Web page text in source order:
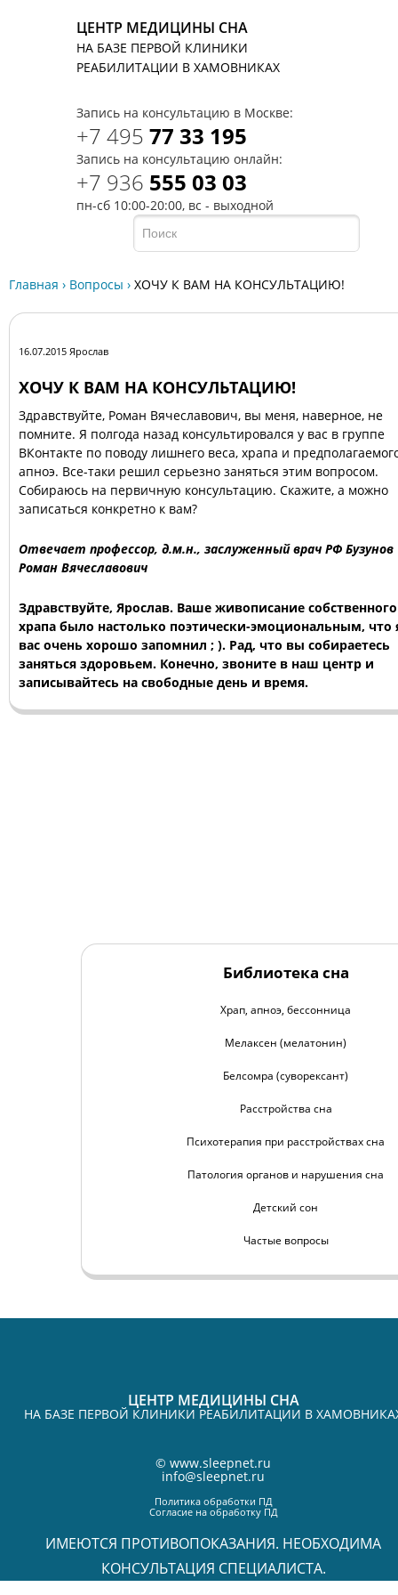
ЦЕНТР МЕДИЦИНЫ СНА
НА БАЗЕ ПЕРВОЙ КЛИНИКИ
РЕАБИЛИТАЦИИ В ХАМОВНИКАХ
Запись на консультацию в Москве:
+7 495 77 33 195
Запись на консультацию онлайн:
+7 936 555 03 03
пн-сб 10:00-20:00, вс - выходной
Главная › Вопросы › ХОЧУ К ВАМ НА КОНСУЛЬТАЦИЮ!
16.07.2015 Ярослав
ХОЧУ К ВАМ НА КОНСУЛЬТАЦИЮ!
Здравствуйте, Роман Вячеславович, вы меня, наверное, не
помните. Я полгода назад консультировался у вас в группе
ВКонтакте по поводу лишнего веса, храпа и
апноэ. Все-таки решил серьезно заняться этим вопросом.
Собираюсь на первичную консультацию. Скажите, а можно
записаться конкретно к вам?
Отвечает профессор, д.м.н., заслуженный врач РФ Бузунов
Роман Вячеславович
Здравствуйте, Ярослав. Ваше живописание собственного
храпа было настолько поэтически-эмоциональным, что
вас очень хорошо запомнил ; ). Рад, что вы собираетесь
заняться здоровьем. Конечно, звоните в наш центр и
записывайтесь на свободные день и время.
Библиотека сна
Храп, апноэ, бессонница
Мелаксен (мелатонин)
Белсомра (суворексант)
Расстройства сна
Психотерапия при расстройствах сна
Патология органов и нарушения сна
Детский сон
Частые вопросы
ЦЕНТР МЕДИЦИНЫ СНА
НА БАЗЕ ПЕРВОЙ КЛИНИКИ РЕАБИЛИТАЦИИ В
© www.sleepnet.ru
info@sleepnet.ru
Политика обработки ПД
Согласие на обработку ПД
ИМЕЮТСЯ ПРОТИВОПОКАЗАНИЯ. НЕОБХОДИМА
КОНСУЛЬТАЦИЯ СПЕЦИАЛИСТА.